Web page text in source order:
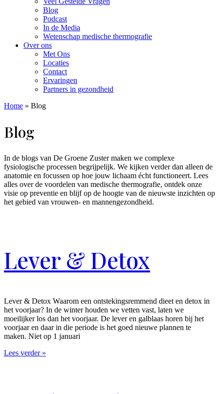
Blog
Podcast
In de Media
Wetenschap medische thermografie
Over ons
Met Ons
Locaties
Contact
Ervaringen
Partners in gezondheid
Home » Blog
Blog
In de blogs van De Groene Zuster maken we complexe
fysiologische processen begrijpelijk. We kijken verder dan alleen de
anatomie en focussen op hoe jouw lichaam écht functioneert. Lees
alles over de voordelen van medische thermografie, ontdek onze
visie op preventie en blijf op de hoogte van de nieuwste inzichten op
het gebied van vrouwen- en mannengezondheid.
Lever & Detox
Lever & Detox Waarom een ontstekingsremmend dieet en detox in
het voorjaar? In de winter houden we vetten vast, laten we
moeilijker los dan het voorjaar. De lever en galblaas horen bij het
voorjaar en daar in die periode is het goed nieuwe plannen te
maken. Niet op 1 januari
Lees verder »